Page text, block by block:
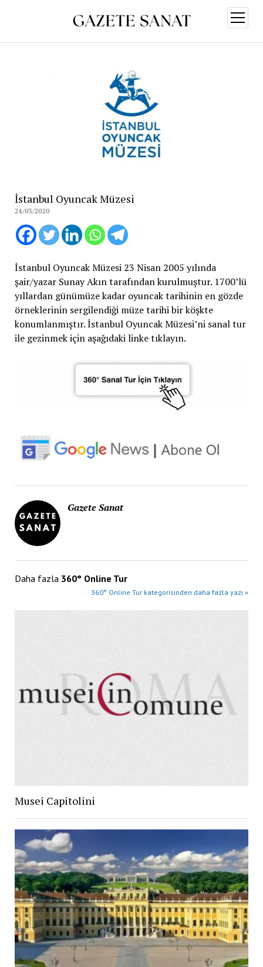
aç
İstanbul Oyuncak Müzesi
24/03/2020
İstanbul Oyuncak Müzesi 23 Nisan 2005 yılında
şair/yazar Sunay Akın tarafından kurulmuştur. 1700’lü
yıllardan günümüze kadar oyuncak tarihinin en gözde
örneklerinin sergilendiği müze tarihi bir köşkte
konumlanmıştır. İstanbul Oyuncak Müzesi’ni sanal tur
ile gezinmek için aşağıdaki linke tıklayın.
Gazete Sanat
Daha fazla 360° Online Tur
360° Online Tur kategorisinden daha fazla yazı »
Musei Capitolini